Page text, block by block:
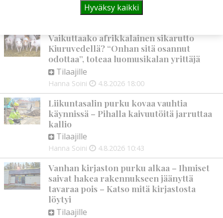
Tilaajille
Aku Laatikainen 5.8.2026 09:00
Vaikuttaako afrikkalainen sikarutto
Kiuruvedellä? “Onhan sitä osannut
odottaa”, toteaa luomusikalan yrittäjä
Tilaajille
Hanna Soini 4.8.2026 18:00
Liikuntasalin purku kovaa vauhtia
käynnissä – Pihalla kaivuutöitä jarruttaa
kallio
Tilaajille
Hanna Soini 4.8.2026 10:43
Vanhan kirjaston purku alkaa – Ihmiset
saivat hakea rakennukseen jäänyttä
tavaraa pois – Katso mitä kirjastosta
löytyi
Tilaajille
Hyväksy kaikki